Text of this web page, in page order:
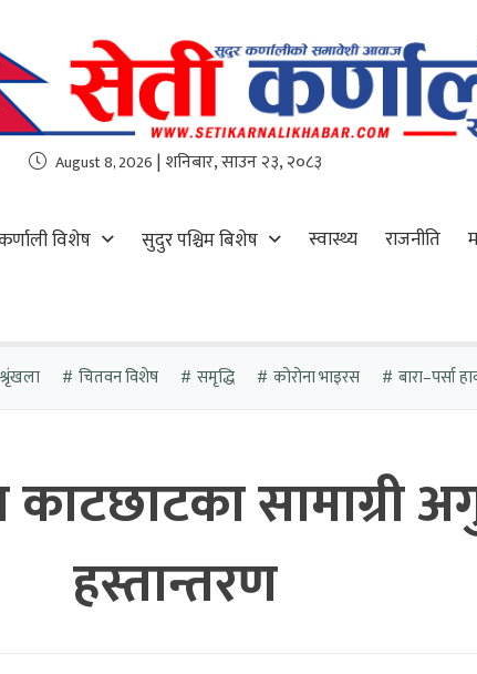
August 8, 2026 | शनिबार, साउन २३, २०८३
विशेष सुदुर पश्चिम बिशेष स्वास्थ्य राजनीति
चितवन विशेष समृद्धि कोरोना भाइरस बारा–पर्सा
काटछाटका सामाग्री
हस्तान्तरण